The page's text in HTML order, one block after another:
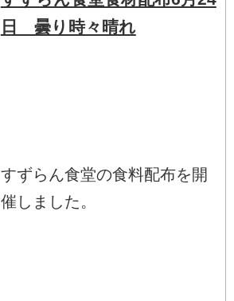
日 曇り時々晴れ
すずらん食堂の食料配布を開
催しました。